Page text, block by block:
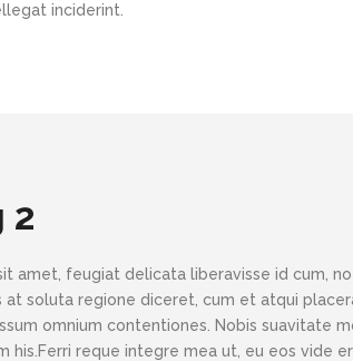
inciderint.
2
amet, feugiat delicata liberavisse id cum,
at soluta regione diceret, cum et atqui
omnium contentiones. Nobis suavitate
his.Ferri reque integre mea ut, eu eos vide